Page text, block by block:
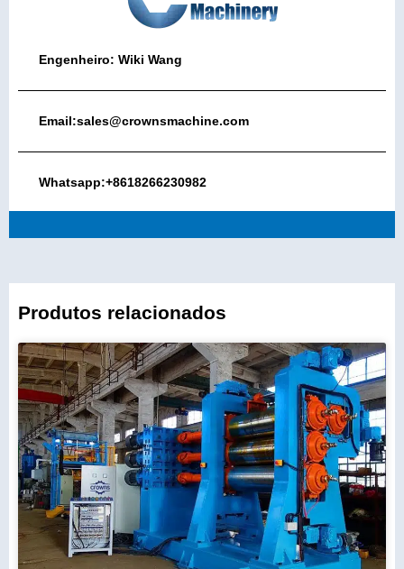
Engenheiro: Wiki Wang
Email:sales@crownsmachine.com
Whatsapp:+8618266230982
Produtos relacionados